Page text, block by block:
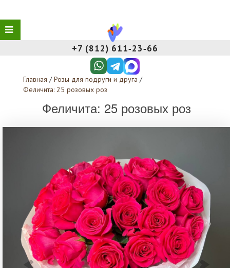
+7 (812) 611‑23‑66
Главная / Розы для подруги и друга /
Феличита: 25 розовых роз
Феличита: 25 розовых роз